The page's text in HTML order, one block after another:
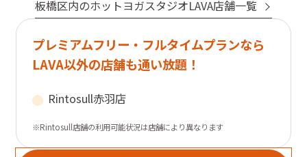
板橋区内のホットヨガスタジオLAVA店舗一覧
プレミアムフリー・フルタイムプランなら
LAVA以外の店舗も通い放題！
Rintosull赤羽店
※Rintosull店舗の利用可能状況は店舗により異なります